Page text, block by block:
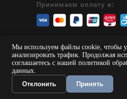
Пользовательское соглашение
Карта сайта
Принимаем оплату в:
Мы используем файлы cookie, чтобы
анализировать трафик. Продолжая
соглашаетесь с нашей политикой
данных.
Отклонить
Принять